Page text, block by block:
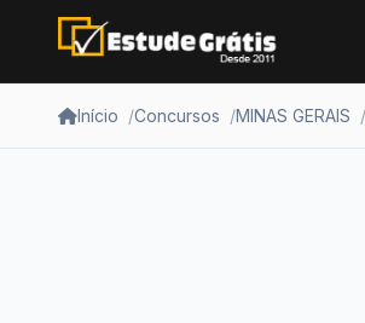
Início Concursos MINAS GERAIS